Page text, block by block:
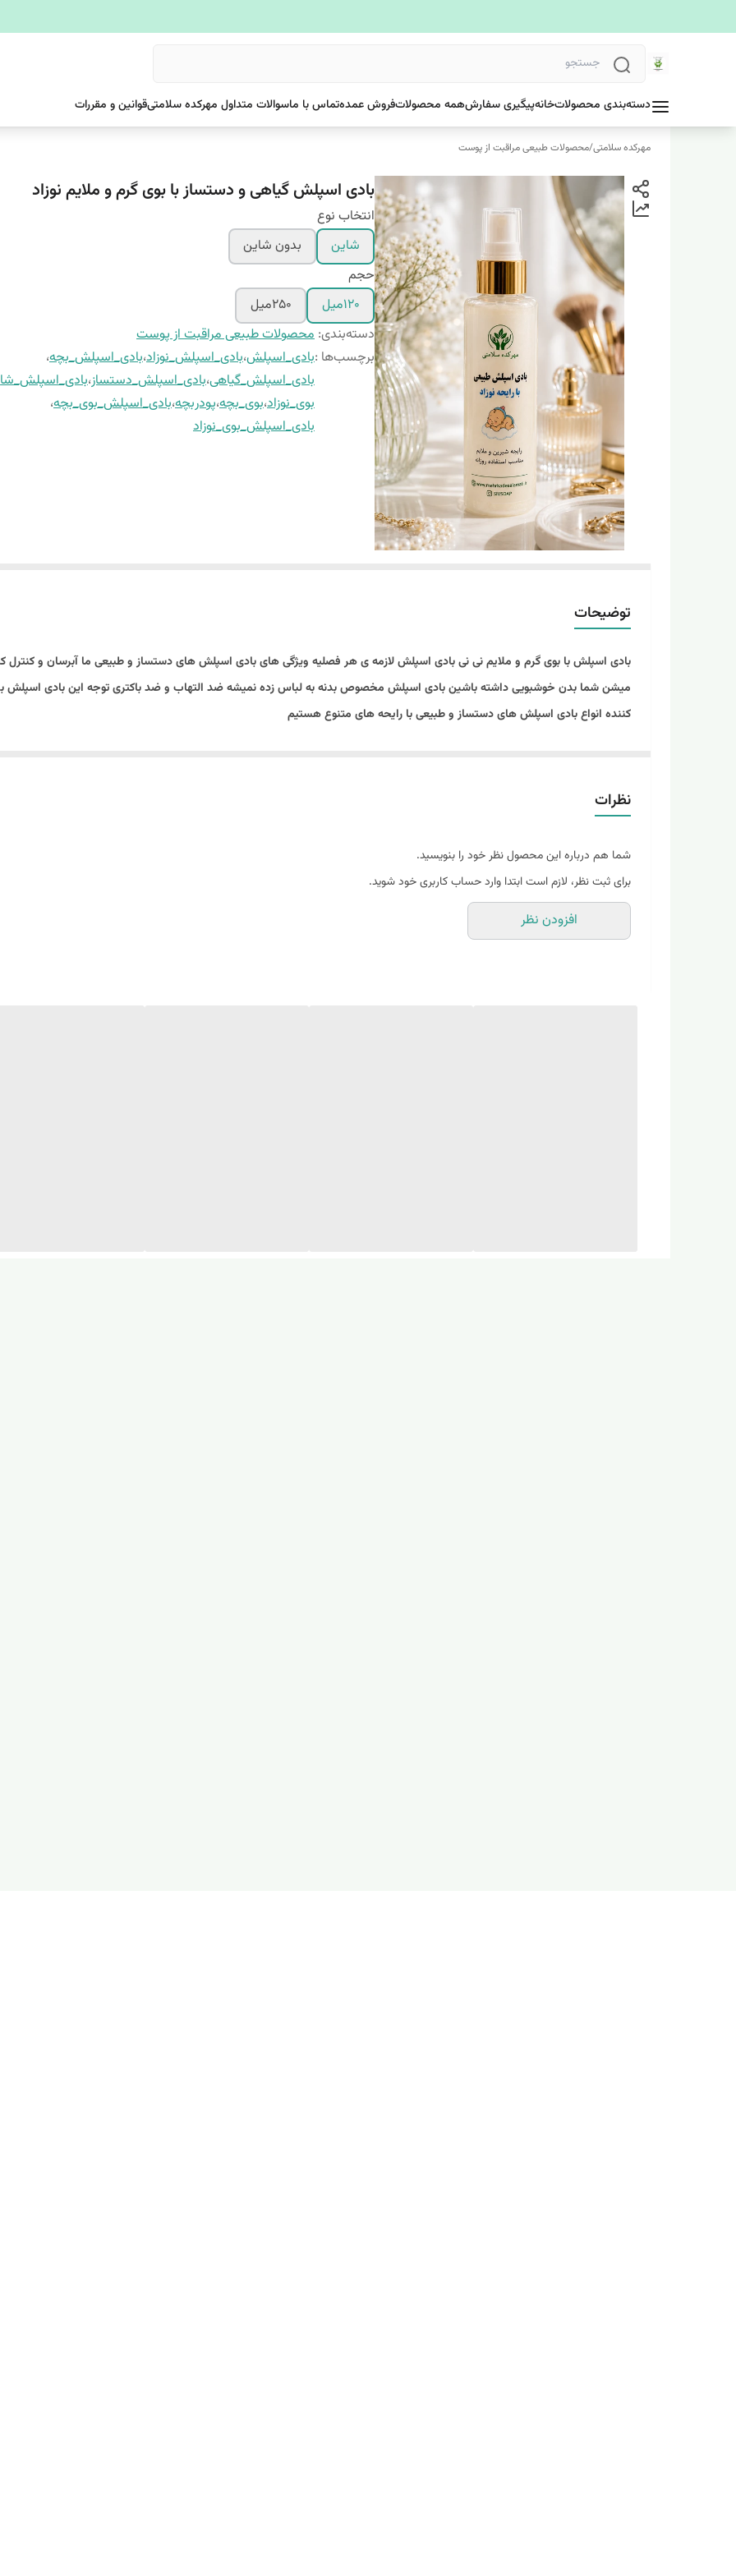
دسته‌بندی محصولاتخانهپیگیری سفارشهمه محصولاتفروش عمدهتماس با ماسوالات متداول مهرکده سلامتیقوانین و مقررات
مهرکده سلامتی/محصولات طبیعی مراقبت از پوست
بادی اسپلش گیاهی و دستساز با بوی گرم و ملایم نوزاد
انتخاب نوع
شاین
بدون شاین
حجم
120میل
250میل
دسته‌بندی: محصولات طبیعی مراقبت از پوست
برچسب‌ها :بادی_اسپلش،بادی_اسپلش_نوزاد،بادی_اسپلش_بچه،
بادی_اسپلش_گیاهی،بادی_اسپلش_دستساز،
بوی_نوزاد،بوی_بچه،پودربچه،بادی_اسپلش_بوی_بچه،
بادی_اسپلش_بوی_نوزاد
توضیحات
بادی اسپلش با بوی گرم و ملایم نی نی بادى اسپلش لازمه ى هر فصليه ویژگی های بادی اسپلش های دستساز و طبیعی ما آبرسان و
ميشن شما بدن خوشبويى داشته باشين بادی اسپلش مخصوص بدنه به لباس زده نمیشه ضد التهاب و ضد باکتری توجه این بادی اسپلش
کننده انواع بادی اسپلش های دستساز و طبیعی با رایحه های متنوع هستیم
نظرات
شما هم درباره این محصول نظر خود را بنویسید.
برای ثبت نظر، لازم است ابتدا وارد حساب کاربری خود شوید.
افزودن نظر